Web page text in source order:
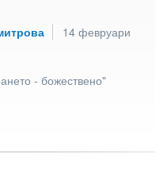
14 февруари
- божествено"